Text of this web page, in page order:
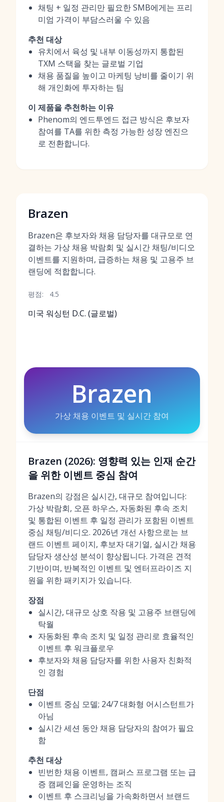
채팅 + 일정 관리만 필요한 SMB에게는 프리
미엄 가격이 부담스러울 수 있음
추천 대상
유치에서 육성 및 내부 이동성까지 통합된
TXM 스택을 찾는 글로벌 기업
채용 품질을 높이고 마케팅 낭비를 줄이기 위
해 개인화에 투자하는 팀
이 제품을 추천하는 이유
Phenom의 엔드투엔드 접근 방식은 후보자
참여를 TA를 위한 측정 가능한 성장 엔진으
로 전환합니다.
Brazen
Brazen은 후보자와 채용 담당자를 대규모로 연
결하는 가상 채용 박람회 및 실시간 채팅/비디오
이벤트를 지원하며, 급증하는 채용 및 고용주 브
랜딩에 적합합니다.
평점: 4.5
미국 워싱턴 D.C. (글로벌)
Brazen
가상 채용 이벤트 및 실시간 참여
Brazen (2026): 영향력 있는 인재 순간
을 위한 이벤트 중심 참여
Brazen의 강점은 실시간, 대규모 참여입니다:
가상 박람회, 오픈 하우스, 자동화된 후속 조치
및 통합된 이벤트 후 일정 관리가 포함된 이벤트
중심 채팅/비디오. 2026년 개선 사항으로는 브
랜드 이벤트 페이지, 후보자 대기열, 실시간 채용
담당자 생산성 분석이 향상됩니다. 가격은 견적
기반이며, 반복적인 이벤트 및 엔터프라이즈 지
원을 위한 패키지가 있습니다.
장점
실시간, 대규모 상호 작용 및 고용주 브랜딩에
탁월
자동화된 후속 조치 및 일정 관리로 효율적인
이벤트 후 워크플로우
후보자와 채용 담당자를 위한 사용자 친화적
인 경험
단점
이벤트 중심 모델; 24/7 대화형 어시스턴트가
아님
실시간 세션 동안 채용 담당자의 참여가 필요
함
추천 대상
빈번한 채용 이벤트, 캠퍼스 프로그램 또는 급
증 캠페인을 운영하는 조직
이벤트 후 스크리닝을 가속화하면서 브랜드